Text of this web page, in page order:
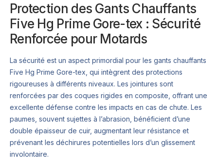
Protection des Gants Chauffants
Five Hg Prime Gore-tex : Sécurité
Renforcée pour Motards
La sécurité est un aspect primordial pour les gants chauffants
Five Hg Prime Gore-tex, qui intègrent des protections
rigoureuses à différents niveaux. Les jointures sont
renforcées par des coques rigides en composite, offrant une
excellente défense contre les impacts en cas de chute. Les
paumes, souvent sujettes à l’abrasion, bénéficient d’une
double épaisseur de cuir, augmentant leur résistance et
prévenant les déchirures potentielles lors d’un glissement
involontaire.